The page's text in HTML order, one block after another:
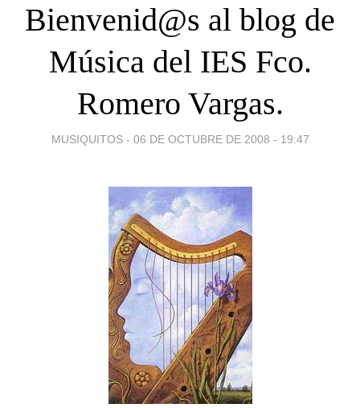
Bienvenid@s al blog de
Música del IES Fco.
Romero Vargas.
MUSIQUITOS - 06 DE OCTUBRE DE 2008 - 19:47